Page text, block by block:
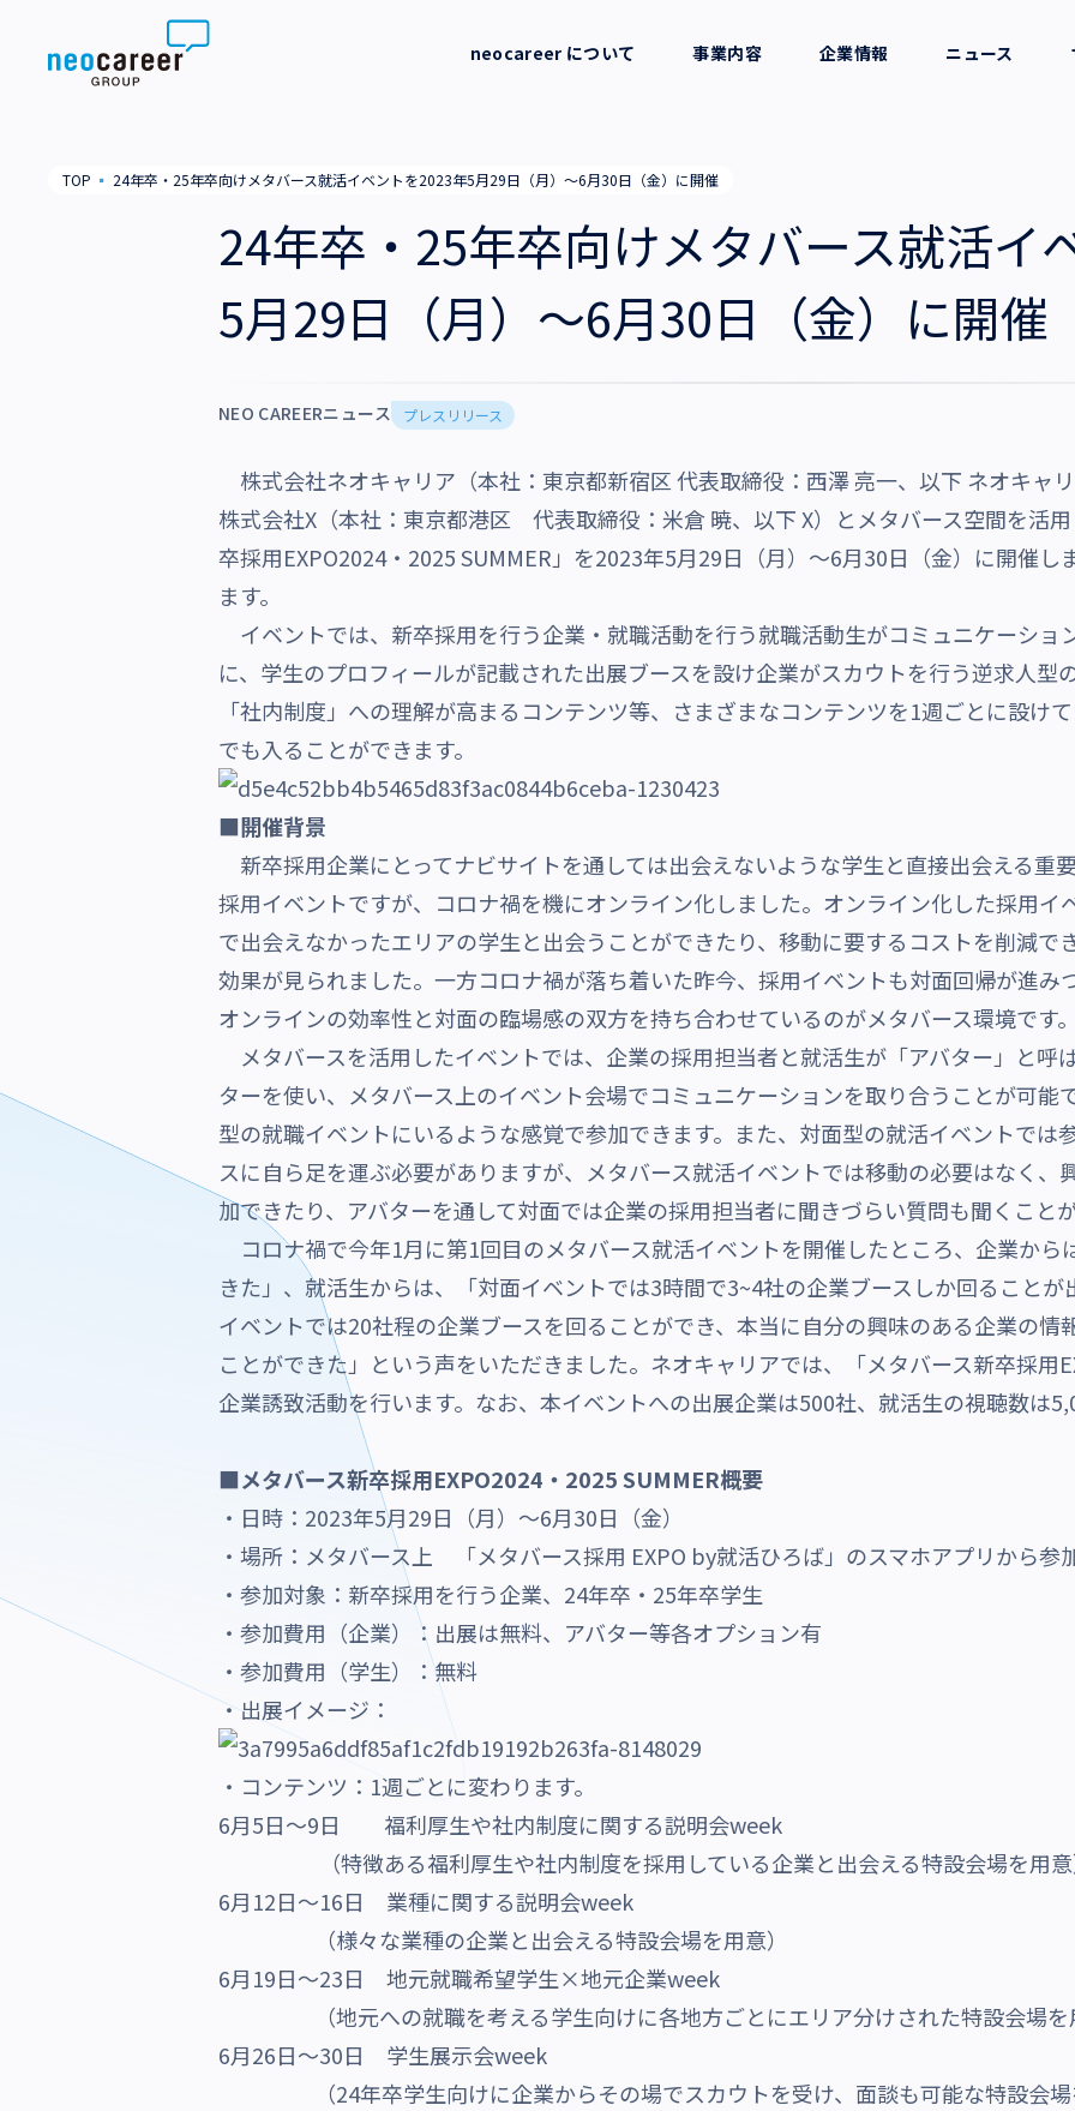
neocareer について
私たちの考え方
事業内容
就労支援
企業情報
拠点一覧
ニュース
TOP ▪ 24年卒・25年卒向けメタバース就活イベントを2023年5月29日（月）～6月30日（金）に開催
24年卒・25年卒向けメタバース就活イ
5月29日（月）～6月30日（金）に開催
NEO CAREERニュース プレスリリース
株式会社ネオキャリア（本社：東京都新宿区 代表取締役：西澤 亮一、以下 ネオキャ
株式会社X（本社： 東京都港区 代表取締役：米倉 暁、以下 X）とメタバース空間を活
卒採用EXPO2024・2025 SUMMER」を2023年5月29日（月）～6月30日（金）に開催し
ます。
イベントでは、新卒採用を行う企業・就職活動を行う就職活動生がコミュニケーショ
に、学生のプロフィールが記載された出展ブースを設け企業がスカウトを行う逆求人型
「社内制度」への理解が高まるコンテンツ等、さまざまなコンテンツを1週ごとに設け
でも入ることができます。
■開催背景
新卒採用企業にとってナビサイトを通しては出会えないような学生と直接出会える重
採用イベントですが、コロナ禍を機にオンライン化しました。オンライン化した採用イ
で出会えなかったエリアの学生と出会うことができたり、移動に要するコストを削減で
効果が見られました。一方コロナ禍が落ち着いた昨今、採用イベントも対面回帰が進み
オンラインの効率性と対面の臨場感の双方を持ち合わせているのがメタバース環境です。
メタバースを活用したイベントでは、企業の採用担当者と就活生が「アバター」と呼
ターを使い、メタバース上のイベント会場でコミュニケーションを取り合うことが可能
型の就職イベントにいるような感覚で参加できます。また、対面型の就活イベントでは
スに自ら足を運ぶ必要がありますが、メタバース就活イベントでは移動の必要はなく、
加できたり、アバターを通して対面では企業の採用担当者に聞きづらい質問も聞くことが
コロナ禍で今年1月に第1回目のメタバース就活イベントを開催したところ、企業から
きた」、就活生からは、「対面イベントでは3時間で3~4社の企業ブースしか回ること
イベントでは20社程の企業ブースを回ることができ、本当に自分の興味のある企業の情
ことができた」という声をいただきました。ネオキャリアでは、「メタバース新卒採用
企業誘致活動を行います。なお、本イベントへの出展企業は500社、就活生の視聴数は
■メタバース新卒採用EXPO2024・2025 SUMMER概要
・日時：2023年5月29日（月）～6月30日（金）
・場所：メタバース上 「メタバース採用 EXPO by就活ひろば」のスマホアプリから参
・参加対象：新卒採用を行う企業、24年卒・25年卒学生
・参加費用（企業）：出展は無料、アバター等各オプション有
・参加費用（学生）：無料
・出展イメージ：
・コンテンツ：1週ごとに変わります。
6月5日～9日 福利厚生や社内制度に関する説明会week
（特徴ある福利厚生や社内制度を採用している企業と出会える特設会場を用意
6月12日～16日 業種に関する説明会week
（様々な業種の企業と出会える特設会場を用意）
6月19日～23日 地元就職希望学生×地元企業week
（地元への就職を考える学生向けに各地方ごとにエリア分けされた特設会場を
6月26日～30日 学生展示会week
（24年卒学生向けに企業からその場でスカウトを受け、面談も可能な特設会場